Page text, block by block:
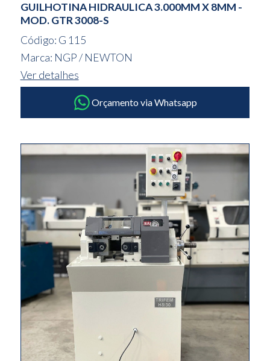
GUILHOTINA HIDRAULICA 3.000MM X 8MM -
MOD. GTR 3008-S
Código: G 115
Marca: NGP / NEWTON
Ver detalhes
Orçamento via Whatsapp